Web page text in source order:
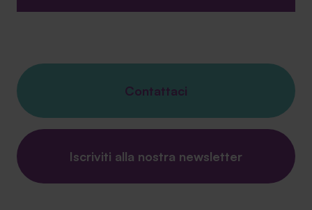
Contattaci
Iscriviti alla nostra newsletter